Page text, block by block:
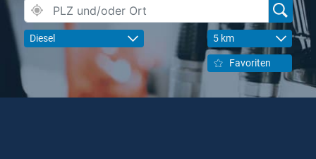
Diesel 5 km
Favoriten